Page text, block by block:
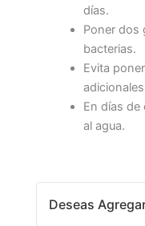
días.
Poner dos
bacterias.
Evita
En días
al agua.
Deseas